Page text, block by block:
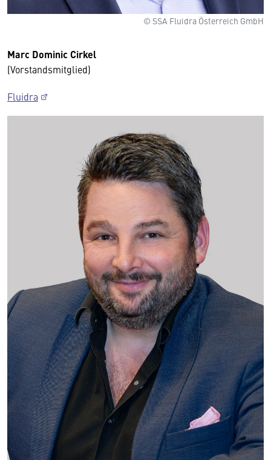
© SSA Fluidra Österreich GmbH
Marc Dominic Cirkel
(Vorstandsmitglied)
Fluidra